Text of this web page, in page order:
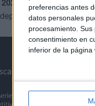
preferencias antes
datos personales
procesamiento.
consentimiento en
inferior de la página
, además de un
directa o